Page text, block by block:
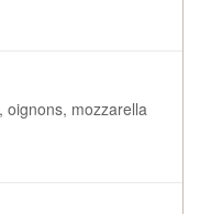
mozzarella